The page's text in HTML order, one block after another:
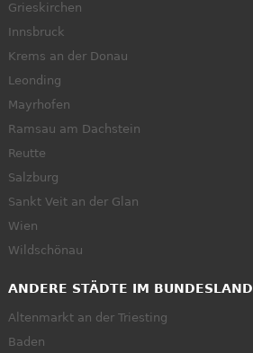
Grieskirchen
Innsbruck
Krems an der Donau
Leonding
Mayrhofen
Ramsau am Dachstein
Reutte
Salzburg
Sankt Veit an der Glan
Wien
Wildschönau
ANDERE STÄDTE IM BUNDESLAND
Altenmarkt an der Triesting
Baden